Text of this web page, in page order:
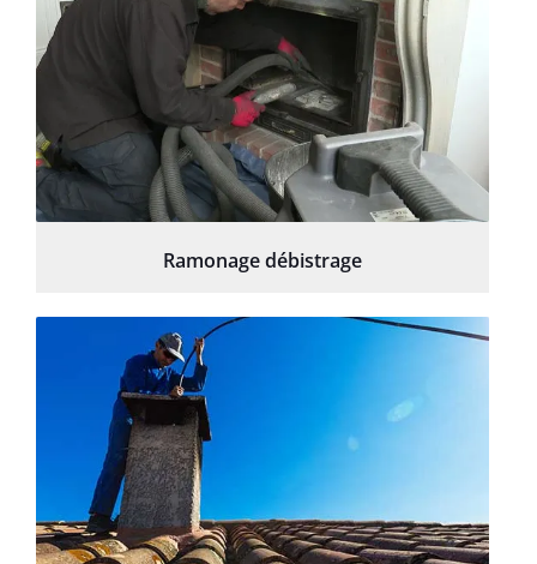
Ramonage débistrage